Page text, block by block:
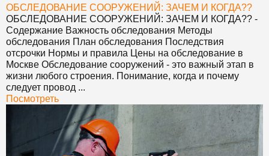
ОБСЛЕДОВАНИЕ СООРУЖЕНИЙ: ЗАЧЕМ И КОГДА??
ОБСЛЕДОВАНИЕ СООРУЖЕНИЙ: ЗАЧЕМ И КОГДА?? -
Содержание Важность обследования Методы
обследования План обследования Последствия
отсрочки Нормы и правила Цены на обследование в
Москве Обследование сооружений - это важный этап в
жизни любого строения. Понимание, когда и почему
следует провод ...
Посмотреть